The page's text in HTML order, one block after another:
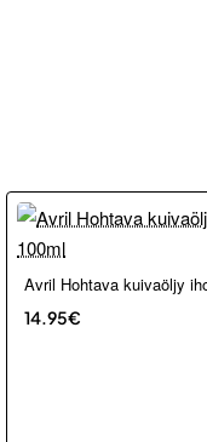
Avril Hohtava kuivaöljy
14.95€